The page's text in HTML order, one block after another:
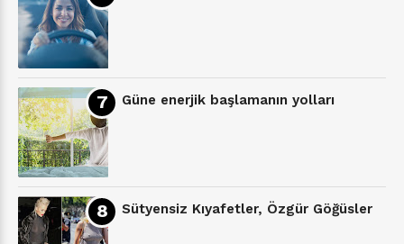
Güne enerjik başlamanın yolları
Sütyensiz Kıyafetler, Özgür Göğüsler